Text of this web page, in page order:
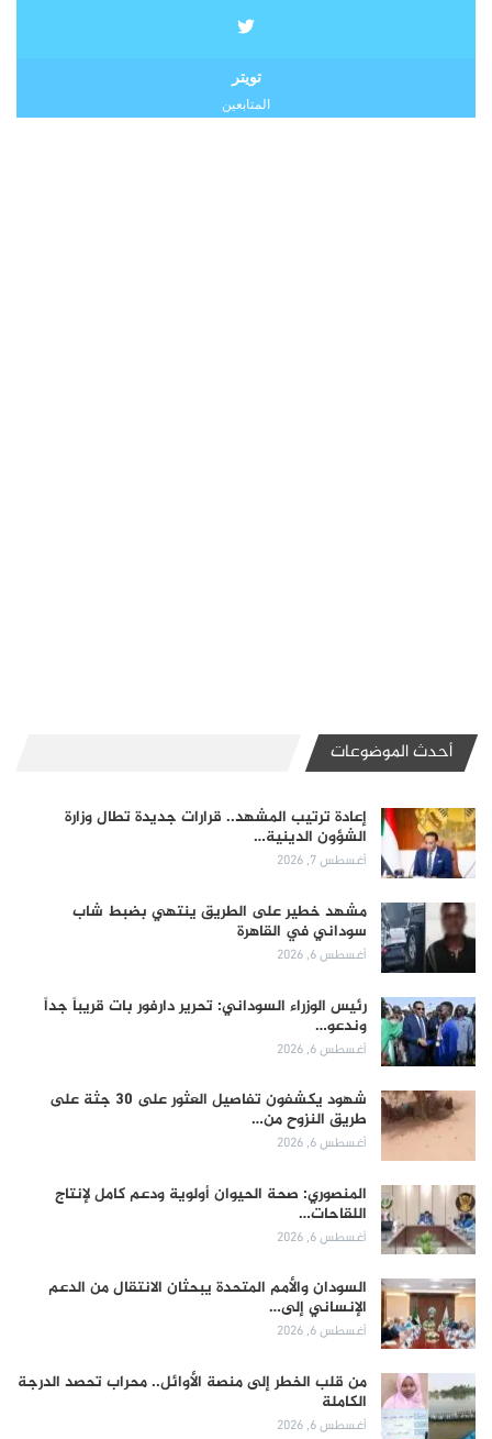
تويتر
المتابعين
أحدث الموضوعات
إعادة ترتيب المشهد.. قرارات جديدة تطال وزارة
الشؤون الدينية…
أغسطس 7, 2026
مشهد خطير على الطريق ينتهي بضبط شاب
سوداني في القاهرة
أغسطس 6, 2026
رئيس الوزراء السوداني: تحرير دارفور بات قريباً جداً
وندعو…
أغسطس 6, 2026
شهود يكشفون تفاصيل العثور على 30 جثة على
طريق النزوح من…
أغسطس 6, 2026
المنصوري: صحة الحيوان أولوية ودعم كامل لإنتاج
اللقاحات…
أغسطس 6, 2026
السودان والأمم المتحدة يبحثان الانتقال من الدعم
الإنساني إلى…
أغسطس 6, 2026
من قلب الخطر إلى منصة الأوائل.. محراب تحصد الدرجة
الكاملة
أغسطس 6, 2026